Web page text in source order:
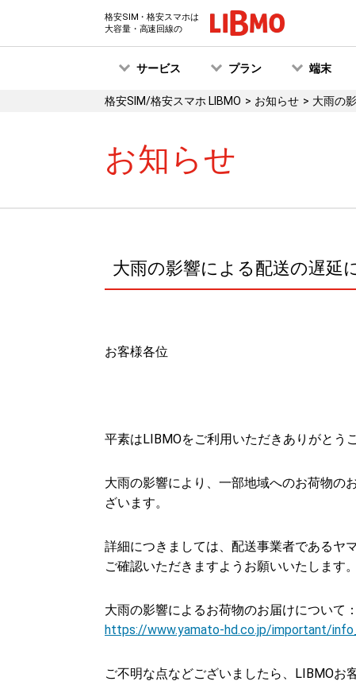
格安SIM・格安スマホは
大容量・高速回線の
サービス プラン 端末
格安SIM/格安スマホ LIBMO お知らせ 大雨の
お知らせ
大雨の影響による配送の遅延
お客様各位
平素はLIBMOをご利用いただきありがとう
大雨の影響により、一部地域へのお荷物の
ざいます。
詳細につきましては、配送事業者であるヤ
ご確認いただきますようお願いいたします。
大雨の影響によるお荷物のお届けについて：
https://www.yamato-hd.co.jp/important/
ご不明な点などございましたら、LIBMOお